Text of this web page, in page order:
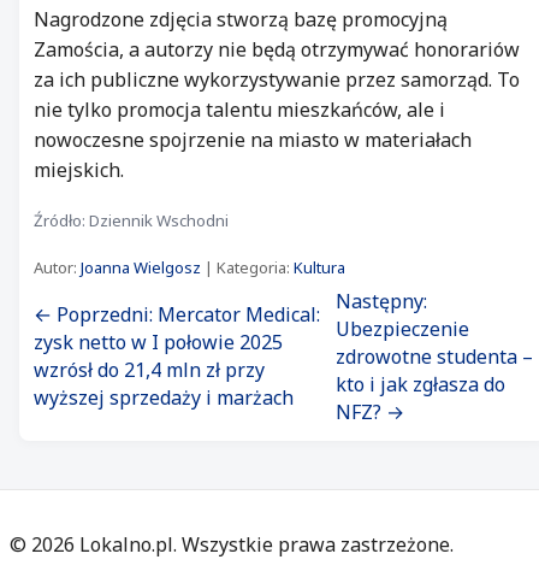
Nagrodzone zdjęcia stworzą bazę promocyjną
Zamościa, a autorzy nie będą otrzymywać honorariów
za ich publiczne wykorzystywanie przez samorząd. To
nie tylko promocja talentu mieszkańców, ale i
nowoczesne spojrzenie na miasto w materiałach
miejskich.
Źródło: Dziennik Wschodni
Autor: Joanna Wielgosz | Kategoria: Kultura
← Poprzedni: Mercator Medical:
zysk netto w I połowie 2025
wzrósł do 21,4 mln zł przy
wyższej sprzedaży i marżach
Następny:
Ubezpieczenie
zdrowotne studenta –
kto i jak zgłasza do
NFZ? →
© 2026 Lokalno.pl. Wszystkie prawa zastrzeżone.